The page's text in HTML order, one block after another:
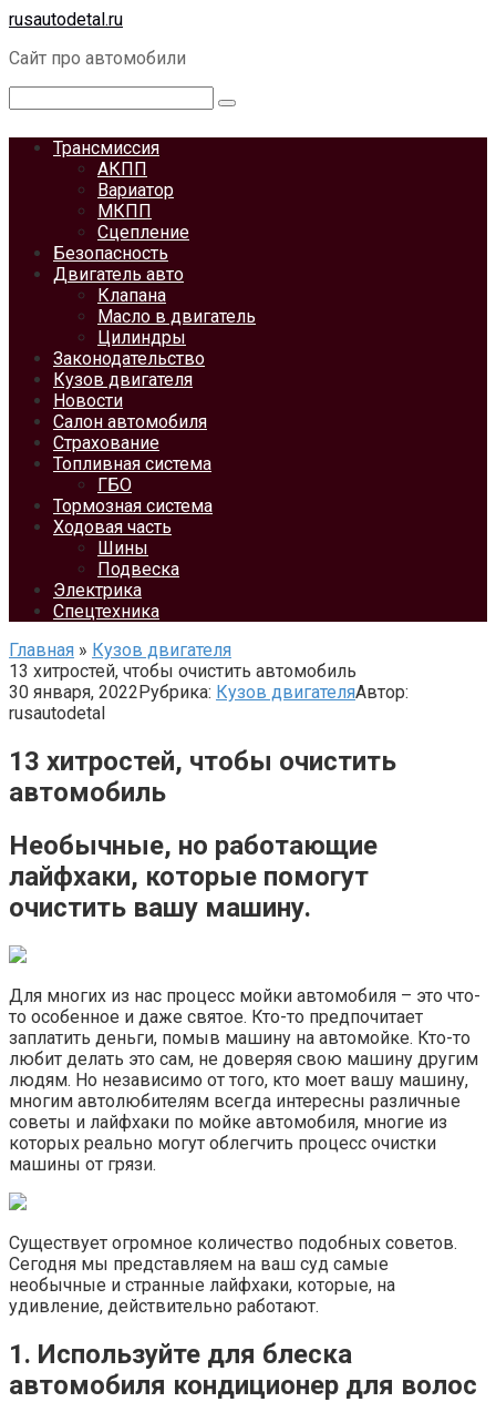
Перейти
контенту
rusautodetal.ru
Сайт про автомобили
Трансмиссия
АКПП
Вариатор
МКПП
Сцепление
Безопасность
Двигатель авто
Клапана
Масло в двигатель
Цилиндры
Законодательство
Кузов двигателя
Новости
Салон автомобиля
Страхование
Топливная система
ГБО
Тормозная система
Ходовая часть
Шины
Подвеска
Электрика
Спецтехника
Главная » Кузов двигателя
13 хитростей, чтобы очистить автомобиль
30 января, 2022Рубрика: Кузов двигателяАвтор:
rusautodetal
13 хитростей, чтобы очистить
автомобиль
Необычные, но работающие
лайфхаки, которые помогут
очистить вашу машину.
Для многих из нас процесс мойки автомобиля – это что-
то особенное и даже святое. Кто-то предпочитает
заплатить деньги, помыв машину на автомойке. Кто-то
любит делать это сам, не доверяя свою машину другим
людям. Но независимо от того, кто моет вашу машину,
многим автолюбителям всегда интересны различные
советы и лайфхаки по мойке автомобиля, многие из
которых реально могут облегчить процесс очистки
машины от грязи.
Существует огромное количество подобных советов.
Сегодня мы представляем на ваш суд самые
необычные и странные лайфхаки, которые, на
удивление, действительно работают.
1. Используйте для блеска
автомобиля кондиционер для волос